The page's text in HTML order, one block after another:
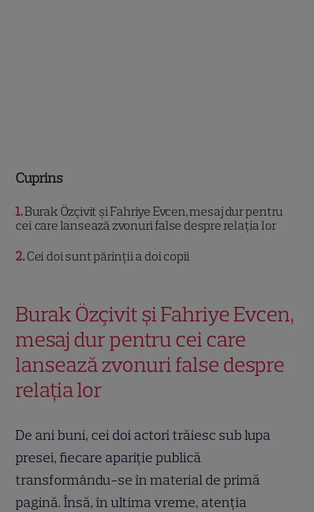
Cuprins
1 Burak Özçivit și Fahriye Evcen, mesaj dur pentru
cei care lansează zvonuri false despre relația lor
2 Cei doi sunt părinții a doi copii
Burak Özçivit și Fahriye Evcen,
mesaj dur pentru cei care
lansează zvonuri false despre
relația lor
De ani buni, cei doi actori trăiesc sub lupa
presei, fiecare apariție publică
transformându-se în material de primă
pagină. Însă, în ultima vreme, atenția